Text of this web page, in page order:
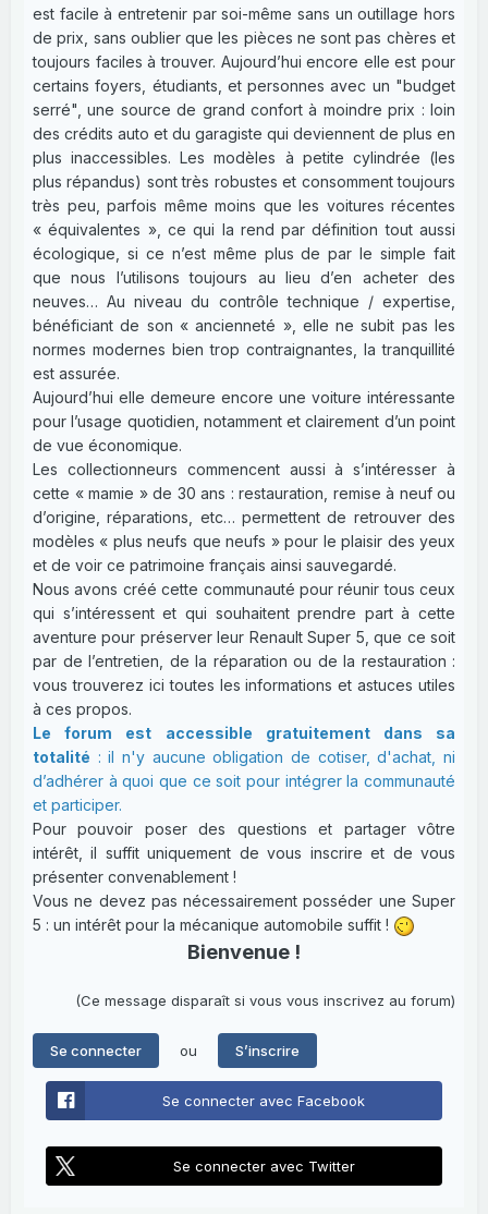
est facile à entretenir par soi-même sans un outillage hors
de prix, sans oublier que les pièces ne sont pas chères et
toujours faciles à trouver. Aujourd’hui encore elle est pour
certains foyers, étudiants, et personnes avec un "budget
serré", une source de grand confort à moindre prix : loin
des crédits auto et du garagiste qui deviennent de plus en
plus inaccessibles. Les modèles à petite cylindrée (les
plus répandus) sont très robustes et consomment toujours
très peu, parfois même moins que les voitures récentes
« équivalentes », ce qui la rend par définition tout aussi
écologique, si ce n’est même plus de par le simple fait
que nous l’utilisons toujours au lieu d’en acheter des
neuves… Au niveau du contrôle technique / expertise,
bénéficiant de son « ancienneté », elle ne subit pas les
normes modernes bien trop contraignantes, la tranquillité
est assurée.
Aujourd’hui elle demeure encore une voiture intéressante
pour l’usage quotidien, notamment et clairement d’un point
de vue économique.
Les collectionneurs commencent aussi à s’intéresser à
cette « mamie » de 30 ans : restauration, remise à neuf ou
d’origine, réparations, etc… permettent de retrouver des
modèles « plus neufs que neufs » pour le plaisir des yeux
et de voir ce patrimoine français ainsi sauvegardé.
Nous avons créé cette communauté pour réunir tous ceux
qui s’intéressent et qui souhaitent prendre part à cette
aventure pour préserver leur Renault Super 5, que ce soit
par de l’entretien, de la réparation ou de la restauration :
vous trouverez ici toutes les informations et astuces utiles
à ces propos.
Le forum est accessible gratuitement dans sa
totalité : il n'y aucune obligation de cotiser, d'achat, ni
d’adhérer à quoi que ce soit pour intégrer la communauté
et participer.
Pour pouvoir poser des questions et partager vôtre
intérêt, il suffit uniquement de vous inscrire et de vous
présenter convenablement !
Vous ne devez pas nécessairement posséder une Super
5 : un intérêt pour la mécanique automobile suffit !
Bienvenue !
(Ce message disparaît si vous vous inscrivez au forum)
Se connecter ou S’inscrire
Se connecter avec Facebook
Se connecter avec Twitter